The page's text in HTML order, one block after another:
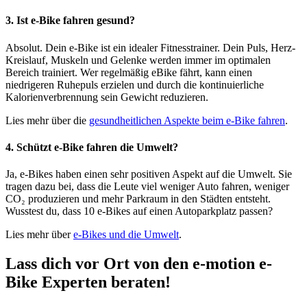
3. Ist e-Bike fahren gesund?
Absolut. Dein e-Bike ist ein idealer Fitnesstrainer. Dein Puls, Herz-
Kreislauf, Muskeln und Gelenke werden immer im optimalen
Bereich trainiert. Wer regelmäßig eBike fährt, kann einen
niedrigeren Ruhepuls erzielen und durch die kontinuierliche
Kalorienverbrennung sein Gewicht reduzieren.
Lies mehr über die gesundheitlichen Aspekte beim e-Bike fahren.
4. Schützt e-Bike fahren die Umwelt?
Ja, e-Bikes haben einen sehr positiven Aspekt auf die Umwelt. Sie
tragen dazu bei, dass die Leute viel weniger Auto fahren, weniger
CO₂ produzieren und mehr Parkraum in den Städten entsteht.
Wusstest du, dass 10 e-Bikes auf einen Autoparkplatz passen?
Lies mehr übere-Bikes und die Umwelt.
Lass dich vor Ort von den e-motion e-
Bike Experten beraten!